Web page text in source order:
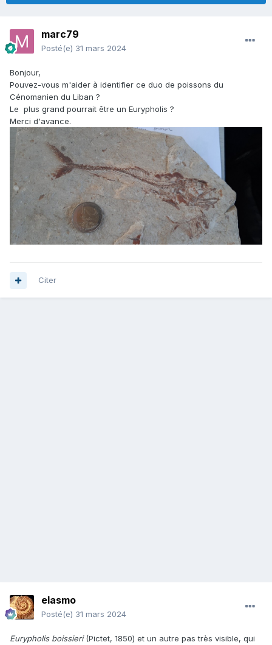
marc79
Posté(e) 31 mars 2024
Bonjour,
Pouvez-vous m'aider à identifier ce duo de poissons du
Cénomanien du Liban ?
Le plus grand pourrait être un Eurypholis ?
Merci d'avance.
Citer
elasmo
Posté(e) 31 mars 2024
Eurypholis boissieri(Pictet, 1850) et un autre pas très visible, qui